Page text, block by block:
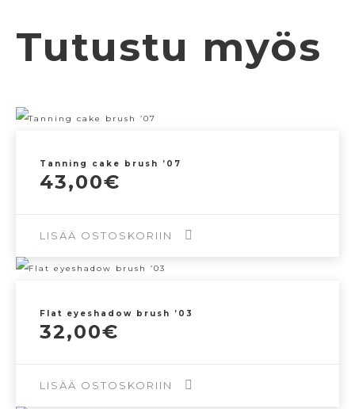
Tutustu myös
Tanning cake brush ’07
43,00€
LISÄÄ OSTOSKORIIN
Flat eyeshadow brush ’03
32,00€
LISÄÄ OSTOSKORIIN